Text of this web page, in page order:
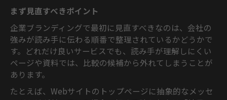
まず見直すべきポイント
企業ブランディングで最初に見直すべきなのは、会社の
強みが読み手に伝わる順番で整理されているかどうかで
す。どれだけ良いサービスでも、読み手が理解しにくい
ページや資料では、比較の候補から外れてしまうことが
あります。
たとえば、Webサイトのトップページに抽象的なメッセ